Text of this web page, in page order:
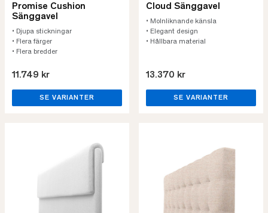
Promise Cushion
Sänggavel
• Djupa stickningar
• Flera färger
• Flera bredder
11.749 kr
SE VARIANTER
Cloud Sänggavel
• Molnliknande känsla
• Elegant design
• Hållbara material
13.370 kr
SE VARIANTER